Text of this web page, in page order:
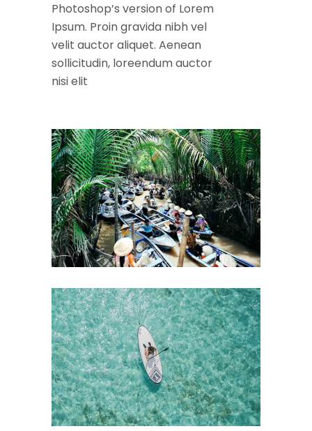
Photoshop’s version of Lorem
Ipsum. Proin gravida nibh vel
velit auctor aliquet. Aenean
sollicitudin, loreendum auctor
nisi elit